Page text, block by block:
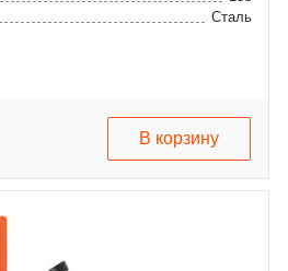
Сталь
В корзину